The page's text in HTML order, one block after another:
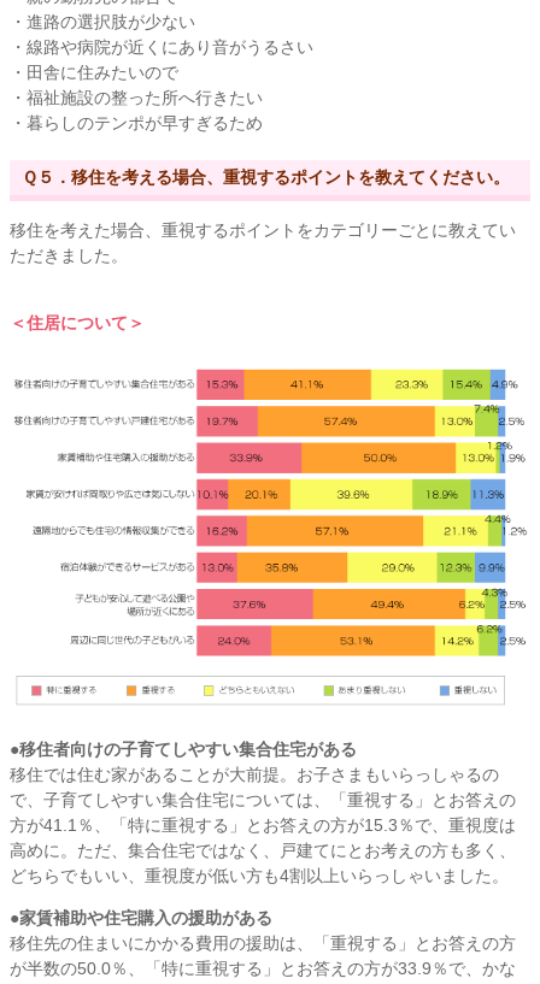
・進路の選択肢が少ない
・線路や病院が近くにあり音がうるさい
・田舎に住みたいので
・福祉施設の整った所へ行きたい
・暮らしのテンポが早すぎるため
Ｑ５．移住を考える場合、重視するポイントを教えてください。
移住を考えた場合、重視するポイントをカテゴリーごとに教えてい
ただきました。
＜住居について＞
●移住者向けの子育てしやすい集合住宅がある
移住では住む家があることが大前提。お子さまもいらっしゃるの
で、子育てしやすい集合住宅については、「重視する」とお答えの
方が41.1％、「特に重視する」とお答えの方が15.3％で、重視度は
高めに。ただ、集合住宅ではなく、戸建てにとお考えの方も多く、
どちらでもいい、重視度が低い方も4割以上いらっしゃいました。
●家賃補助や住宅購入の援助がある
移住先の住まいにかかる費用の援助は、「重視する」とお答えの方
が半数の50.0％、「特に重視する」とお答えの方が33.9％で、かな